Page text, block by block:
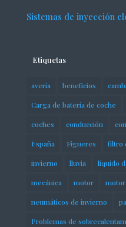
Sistemas de inyección
Etiquetas
avería beneficios
Carga de batería de coche
coches conducción
España Figueres filtro
invierno lluvia líquido
mecánica motor
neumáticos de invierno
Problemas de